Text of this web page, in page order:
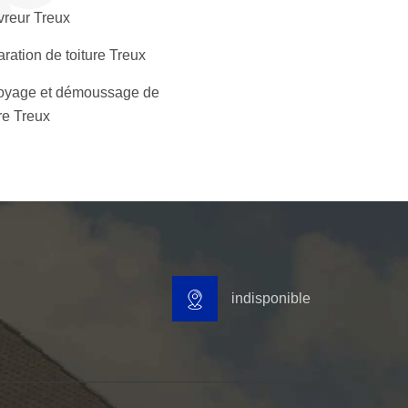
Treux
de toiture Treux
et démoussage de
Treux
indisponible